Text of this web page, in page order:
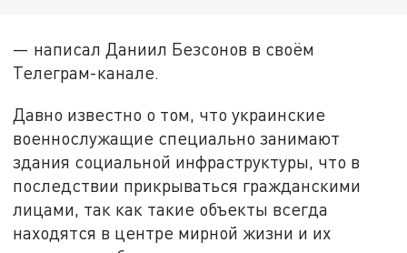
— написал Даниил Безсонов в своём
Телеграм-канале.
Давно известно о том, что украинские
военнослужащие специально занимают
здания социальной инфраструктуры, что в
последствии прикрываться гражданскими
лицами, так как такие объекты всегда
находятся в центре мирной жизни и их